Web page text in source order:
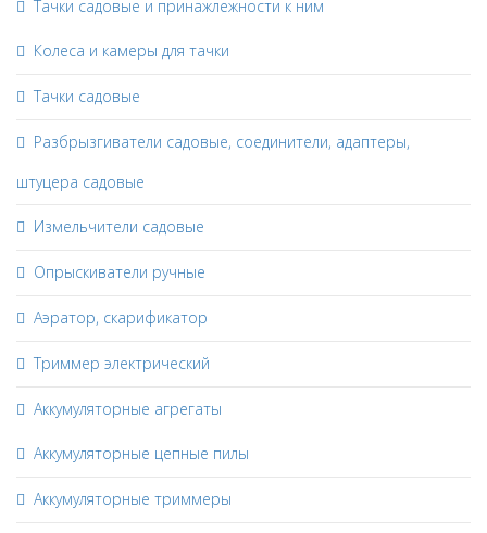
Тачки садовые и принажлежности к ним
Колеса и камеры для тачки
Тачки садовые
Разбрызгиватели садовые, соединители, адаптеры,
штуцера садовые
Измельчители садовые
Опрыскиватели ручные
Аэратор, скарификатор
Триммер электрический
Аккумуляторные агрегаты
Аккумуляторные цепные пилы
Аккумуляторные триммеры